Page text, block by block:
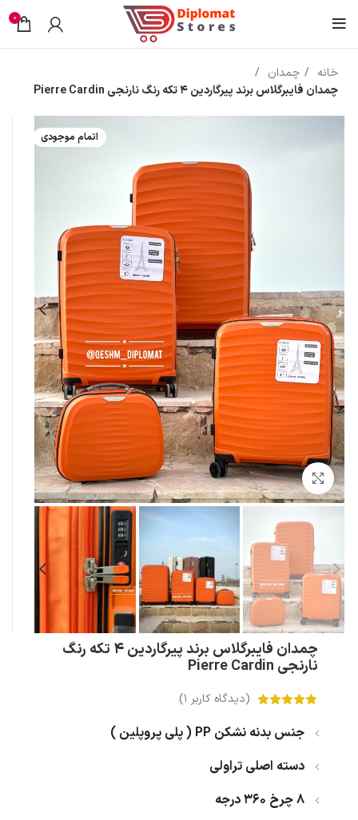
0
خانه
چمدان
چمدان فایبرگلاس برند پیرگاردین 4 تکه رنگ نارنجی Pierre Cardin
اتمام موجودی
بزرگنمایی تصویر
چمدان فایبرگلاس برند پیرگاردین 4 تکه رنگ
نارنجی Pierre Cardin
(دیدگاه کاربر 1
)
جنس بدنه نشکن PP ( پلی پروپلین )
دسته اصلی تراولی
8 چرخ 360 درجه